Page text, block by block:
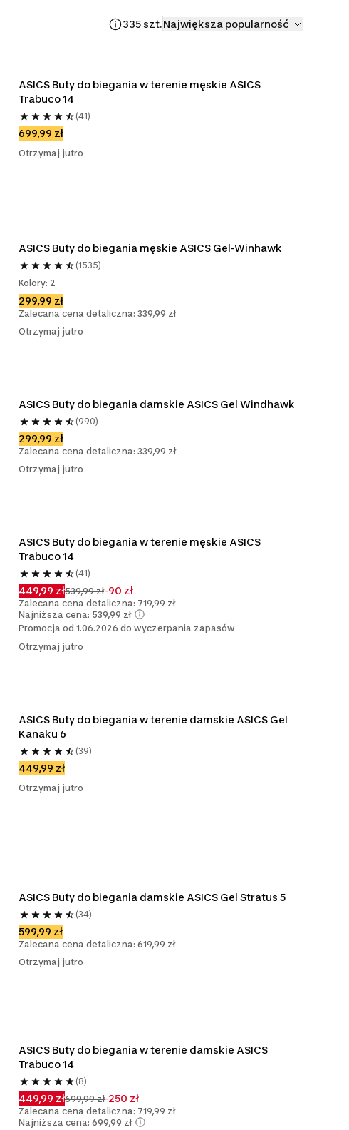
335 szt.Największa popularność
ASICS Buty do biegania w terenie męskie ASICS
Trabuco 14
(41)
699,99 zł
Otrzymaj jutro
ASICS Buty do biegania męskie ASICS Gel-Winhawk
(1535)
Kolory: 2
299,99 zł
Zalecana cena detaliczna: 339,99 zł
Otrzymaj jutro
ASICS Buty do biegania damskie ASICS Gel Windhawk
(990)
299,99 zł
Zalecana cena detaliczna: 339,99 zł
Otrzymaj jutro
ASICS Buty do biegania w terenie męskie ASICS
Trabuco 14
(41)
449,99 zł539,99 zł-90 zł
Zalecana cena detaliczna: 719,99 zł
Najniższa cena: 539,99 zł
Promocja od 1.06.2026 do wyczerpania zapasów
Otrzymaj jutro
ASICS Buty do biegania w terenie damskie ASICS Gel
Kanaku 6
(39)
449,99 zł
Otrzymaj jutro
ASICS Buty do biegania damskie ASICS Gel Stratus 5
(34)
599,99 zł
Zalecana cena detaliczna: 619,99 zł
Otrzymaj jutro
ASICS Buty do biegania w terenie damskie ASICS
Trabuco 14
(8)
449,99 zł699,99 zł-250 zł
Zalecana cena detaliczna: 719,99 zł
Najniższa cena: 699,99 zł